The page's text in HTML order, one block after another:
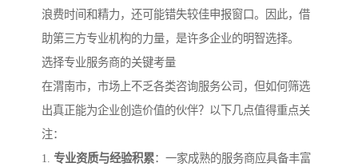
浪费时间和精力，还可能错失较佳申报窗口。因此，借
助第三方专业机构的力量，是许多企业的明智选择。
选择专业服务商的关键考量
在渭南市，市场上不乏各类咨询服务公司，但如何筛选
出真正能为企业创造价值的伙伴？以下几点值得重点关
注：
1. 专业资质与经验积累：一家成熟的服务商应具备丰富